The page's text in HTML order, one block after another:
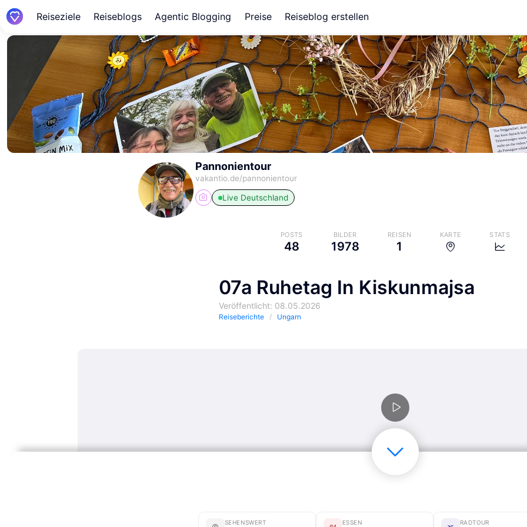
Reiseziele Reiseblogs Agentic Blogging Preise Reiseblog erstellen
Pannonientour
vakantio.de/pannonientour
Live Deutschland
POSTS
48
BILDER
1978
REISEN
1
KARTE STATS
07a Ruhetag In Kiskunmajsa
Veröffentlicht: 08.05.2026
Reiseberichte Ungarn
SEHENSWERT ESSEN RADTOUR